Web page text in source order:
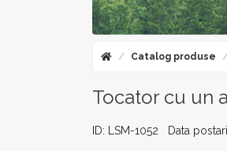
Catalog produse
Tocator cu un
ID: LSM-1052 Data